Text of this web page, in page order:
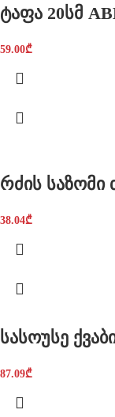
ტაფა 20სმ
59.00₾
რძის
38.04₾
სასოუსე
87.09₾